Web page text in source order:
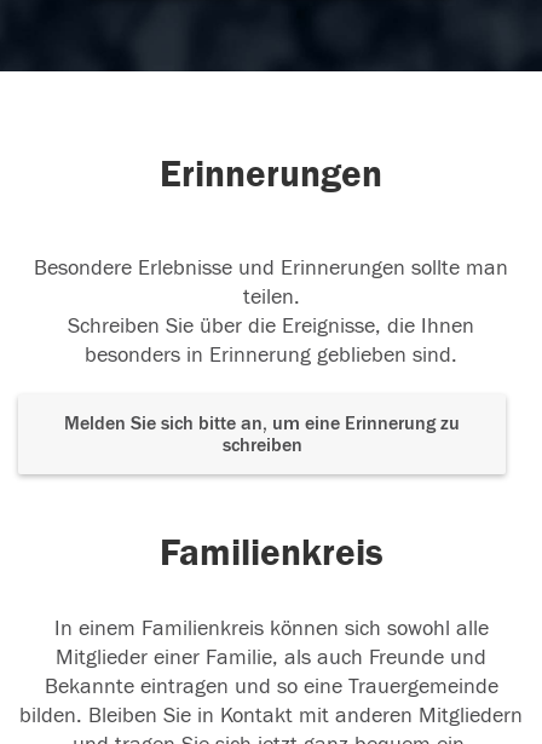
Erinnerungen
Besondere Erlebnisse und Erinnerungen sollte man
teilen.
Schreiben Sie über die Ereignisse, die Ihnen
besonders in Erinnerung geblieben sind.
Melden Sie sich bitte an, um eine Erinnerung zu
schreiben
Familienkreis
In einem Familienkreis können sich sowohl alle
Mitglieder einer Familie, als auch Freunde und
Bekannte eintragen und so eine Trauergemeinde
bilden. Bleiben Sie in Kontakt mit anderen Mitgliedern